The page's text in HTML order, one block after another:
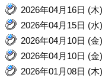
2026年04月16日 (
2026年04月15日 (水
2026年04月10日 (
2026年04月10日 (
2026年01月08日 (